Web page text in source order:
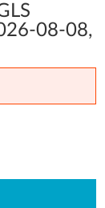
08-08,